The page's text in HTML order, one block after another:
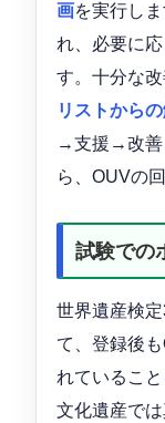
画を実行し
れ、必要に
す。十分な
リストから
→支援→改善
ら、OUVの
試験での
世界遺産検
て、登録後
れているこ
文化遺産で